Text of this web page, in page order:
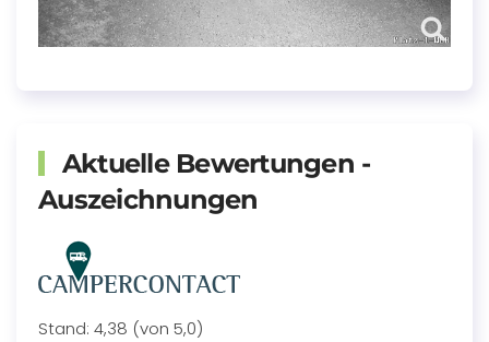
Aktuelle Bewertungen -
Auszeichnungen
Stand: 4,38 (von 5,0)